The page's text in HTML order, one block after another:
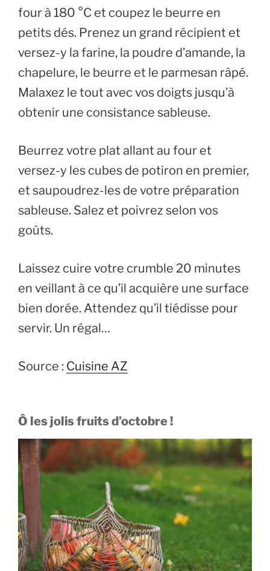
four à 180 °C et coupez le beurre en
petits dés. Prenez un grand récipient et
versez-y la farine, la poudre d’amande, la
chapelure, le beurre et le parmesan râpé.
Malaxez le tout avec vos doigts jusqu’à
obtenir une consistance sableuse.
Beurrez votre plat allant au four et
versez-y les cubes de potiron en premier,
et saupoudrez-les de votre préparation
sableuse. Salez et poivrez selon vos
goûts.
Laissez cuire votre crumble 20 minutes
en veillant à ce qu’il acquière une surface
bien dorée. Attendez qu’il tiédisse pour
servir. Un régal…
Source : Cuisine AZ
Ô les jolis fruits d’octobre !